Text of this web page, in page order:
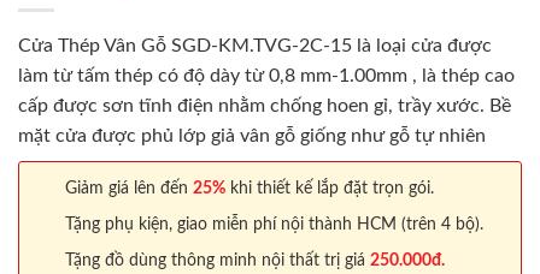
Cửa Thép Vân Gỗ SGD-KM.TVG-2C-15 là loại cửa được
làm từ tấm thép có độ dày từ 0,8 mm-1.00mm , là thép cao
cấp được sơn tĩnh điện nhằm chống hoen gỉ, trầy xước. Bề
mặt cửa được phủ lớp giả vân gỗ giống như gỗ tự nhiên
Giảm giá lên đến 25% khi thiết kế lắp đặt trọn gói.
Tặng phụ kiện, giao miễn phí nội thành HCM (trên 4 bộ).
Tặng đồ dùng thông minh nội thất trị giá 250.000đ.